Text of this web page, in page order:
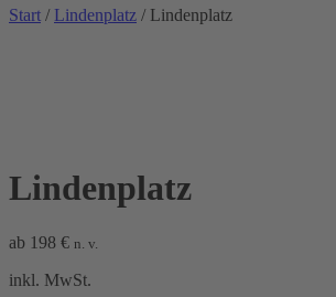
Start / Lindenplatz / Lindenplatz
Lindenplatz
ab 198 € n. v.
inkl. MwSt.